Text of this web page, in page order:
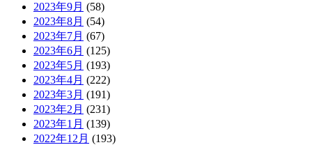
2023年9月 (58)
2023年8月 (54)
2023年7月 (67)
2023年6月 (125)
2023年5月 (193)
2023年4月 (222)
2023年3月 (191)
2023年2月 (231)
2023年1月 (139)
2022年12月 (193)